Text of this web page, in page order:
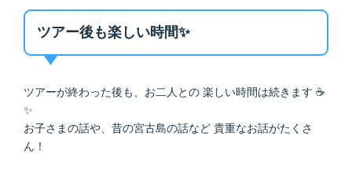
ツアー後も楽しい時間✨
ツアーが終わった後も、お二人との 楽しい時間は続きます ☕️
✨
お子さまの話や、昔の宮古島の話など 貴重なお話がたくさ
ん！